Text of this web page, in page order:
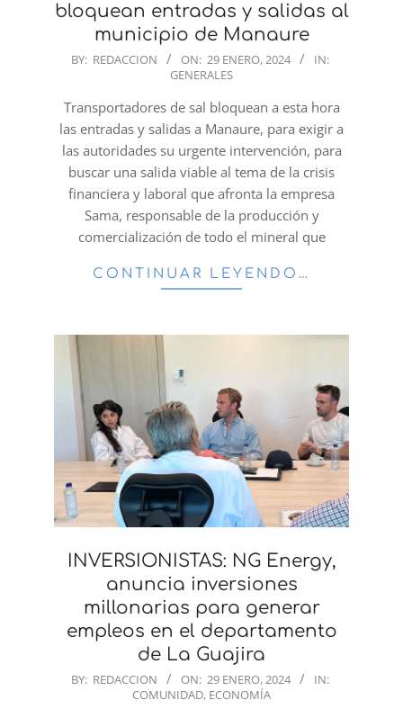
bloquean entradas y salidas al
municipio de Manaure
2024-
29
BY: REDACCION ON: 29 ENERO, 2024
IN:
GENERALES
Transportadores de sal bloquean a esta hora
las entradas y salidas a Manaure, para exigir a
las autoridades su urgente intervención, para
buscar una salida viable al tema de la crisis
financiera y laboral que afronta la empresa
Sama, responsable de la producción y
comercialización de todo el mineral que
CONTINUAR LEYENDO…
INVERSIONISTAS: NG Energy,
anuncia inversiones
millonarias para generar
empleos en el departamento
de La Guajira
2024-
BY: REDACCION ON: 29 ENERO, 2024
IN:
COMUNIDAD, ECONOMÍA